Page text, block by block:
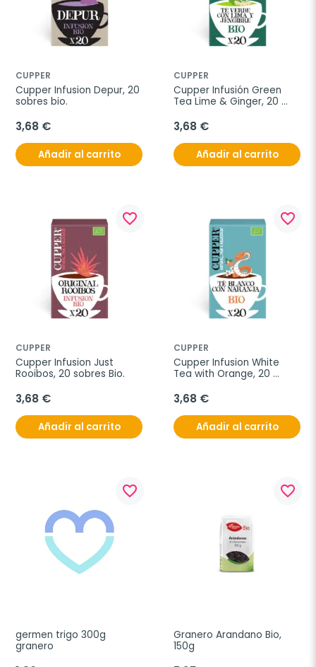
CUPPER
Cupper Infusion Depur, 20
sobres bio.
3,68 €
Añadir al carrito
CUPPER
Cupper Infusión Green
Tea Lime & Ginger, 20
3,68 €
Añadir al carrito
favorite_border
CUPPER
Cupper Infusion Just
Rooibos, 20 sobres Bio.
3,68 €
Añadir al carrito
favorite_border
CUPPER
Cupper Infusion White
Tea with Orange, 20
3,68 €
Añadir al carrito
favorite_border
germen trigo 300g
granero
favorite_border
Granero Arandano Bio,
150g